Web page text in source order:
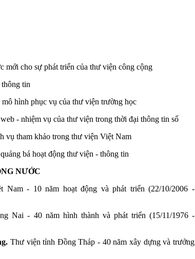
mới cho sự phát triển của thư viện công cộng
tin
hình phục vụ của thư viện trường học
- nhiệm vụ của thư viện trong thời đại thông tin số
vụ tham khảo trong thư viện Việt Nam
bá hoạt động thư viện - thông tin
NƯỚC
Nam - 10 năm hoạt động và phát triển (22/10/2006 -
Nai - 40 năm hình thành và phát triển (15/11/1976 -
Thư viện tỉnh Đồng Tháp - 40 năm xây dựng và trưởng